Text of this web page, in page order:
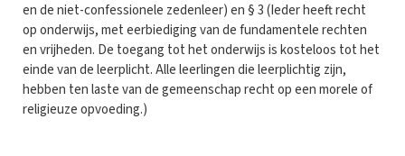
en de niet-confessionele zedenleer) en § 3 (Ieder heeft recht
op onderwijs, met eerbiediging van de fundamentele rechten
en vrijheden. De toegang tot het onderwijs is kosteloos tot het
einde van de leerplicht. Alle leerlingen die leerplichtig zijn,
hebben ten laste van de gemeenschap recht op een morele of
religieuze opvoeding.)